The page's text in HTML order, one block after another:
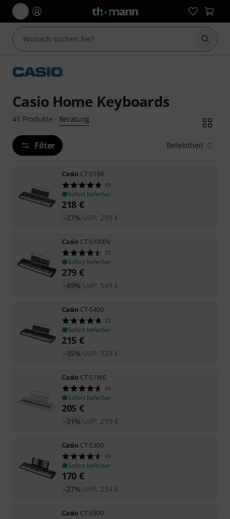
Suche
Casio Home Keyboards
45 Produkte · Beratung
Filter Beliebtheit
Casio CT-S1BK
49
Sofort lieferbar
218 €
UVP: 299 €
-27%
Casio CT-S1000V
23
Sofort lieferbar
279 €
UVP: 549 €
-49%
Casio CT-S400
23
Sofort lieferbar
215 €
UVP: 329 €
-35%
Casio CT-S1WE
40
Sofort lieferbar
205 €
UVP: 299 €
-31%
Casio CT-S300
69
Sofort lieferbar
170 €
UVP: 234 €
-27%
Casio CT-S500